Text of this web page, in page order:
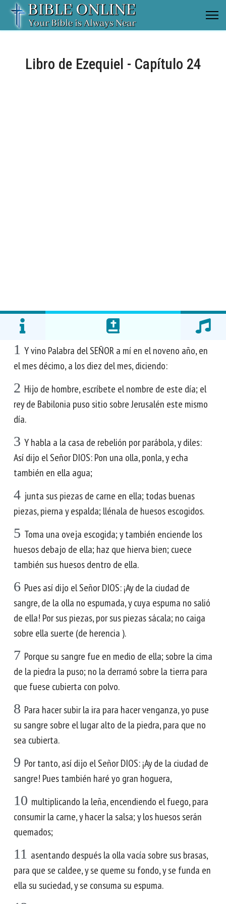
Libro de Ezequiel - Capítulo 24
1 Y vino Palabra del SEÑOR a mí en el noveno año, en
el mes décimo, a los diez del mes, diciendo:
2 Hijo de hombre, escríbete el nombre de este día; el
rey de Babilonia puso sitio sobre Jerusalén este mismo
día.
3 Y habla a la casa de rebelión por parábola, y diles:
Así dijo el Señor DIOS: Pon una olla, ponla, y echa
también en ella agua;
4 junta sus piezas de carne en ella; todas buenas
piezas, pierna y espalda; llénala de huesos escogidos.
5 Toma una oveja escogida; y también enciende los
huesos debajo de ella; haz que hierva bien; cuece
también sus huesos dentro de ella.
6 Pues así dijo el Señor DIOS: ¡Ay de la ciudad de
sangre, de la olla no espumada, y cuya espuma no salió
de ella! Por sus piezas, por sus piezas sácala; no caiga
sobre ella suerte (de herencia ).
7 Porque su sangre fue en medio de ella; sobre la cima
de la piedra la puso; no la derramó sobre la tierra para
que fuese cubierta con polvo.
8 Para hacer subir la ira para hacer venganza, yo puse
su sangre sobre el lugar alto de la piedra, para que no
sea cubierta.
9 Por tanto, así dijo el Señor DIOS: ¡Ay de la ciudad de
sangre! Pues también haré yo gran hoguera,
10 multiplicando la leña, encendiendo el fuego, para
consumir la carne, y hacer la salsa; y los huesos serán
quemados;
11 asentando después la olla vacía sobre sus brasas,
para que se caldee, y se queme su fondo, y se funda en
ella su suciedad, y se consuma su espuma.